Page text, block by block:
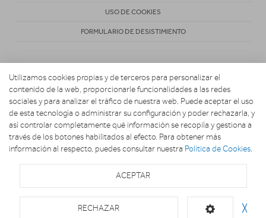
USO DE COOKIES
FORMULARIO DE DESISTIMIENTO
Copyright 2026. ACOSTA HOGAR CONFORT Y DESCANSO
Utilizamos cookies propias y de terceros para personalizar el
contenido de la web, proporcionarle funcionalidades a las redes
sociales y para analizar el tráfico de nuestra web. Puede aceptar el uso
de esta tecnología o administrar su configuración y poder rechazarla, y
así controlar completamente qué información se recopila y gestiona a
través de los botones habilitados al efecto. Para obtener más
información al respecto, puedes consultar nuestra Política de Cookies.
ACEPTAR
RECHAZAR ╳